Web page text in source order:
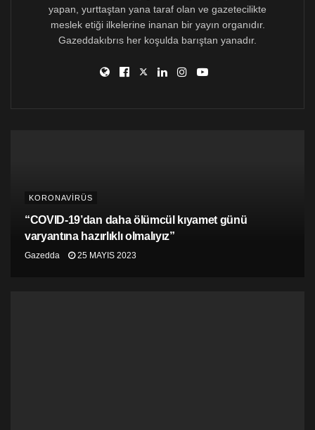
yapan, yurttaştan yana taraf olan ve gazetecilikte
meslek etiği ilkelerine inanan bir yayın organıdır.
Gazeddakıbrıs her koşulda barıştan yanadır.
KORONAVİRÜS
“COVID-19’dan daha ölümcül kıyamet günü
varyantına hazırlıklı olmalıyız”
Gazedda 25 MAYIS 2023